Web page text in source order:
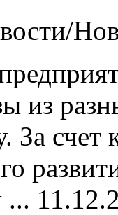
из
За счет
...